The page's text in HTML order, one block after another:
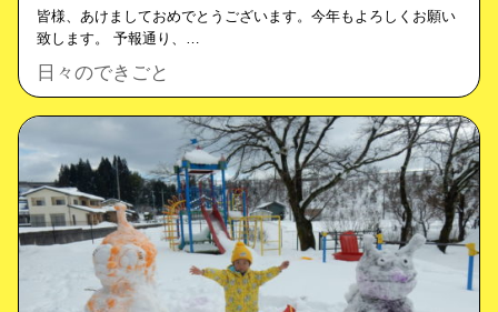
皆様、あけましておめでとうございます。今年もよろしくお願い
致します。 予報通り、…
日々のできごと